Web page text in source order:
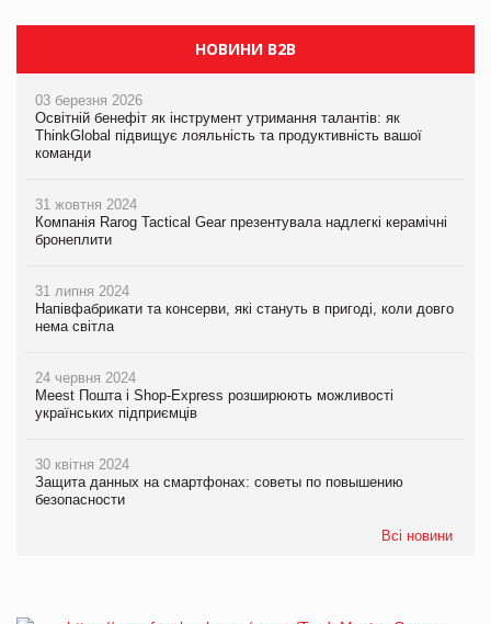
НОВИНИ B2B
03 березня 2026
Освітній бенефіт як інструмент утримання талантів: як
ThinkGlobal підвищує лояльність та продуктивність вашої
команди
31 жовтня 2024
Компанія Rarog Tactical Gear презентувала надлегкі керамічні
бронеплити
31 липня 2024
Напівфабрикати та консерви, які стануть в пригоді, коли довго
нема світла
24 червня 2024
Meest Пошта і Shop-Express розширюють можливості
українських підприємців
30 квітня 2024
Защита данных на смартфонах: советы по повышению
безопасности
Всі новини